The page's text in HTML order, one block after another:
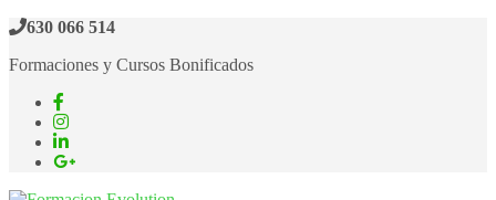
630 066 514
Formaciones y Cursos Bonificados